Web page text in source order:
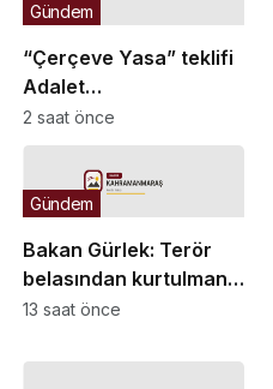
“Çerçeve Yasa” teklifi
Adalet
Komisyonu’nda… İYİ
Partili Olgun: Meclis
milletvekilinden,
komisyon
kaçıramaz
Gündem
2 saat önce
Bakan Gürlek: Terör
belasından kurtulmanın
arifesindeyiz
Gündem
13 saat önce